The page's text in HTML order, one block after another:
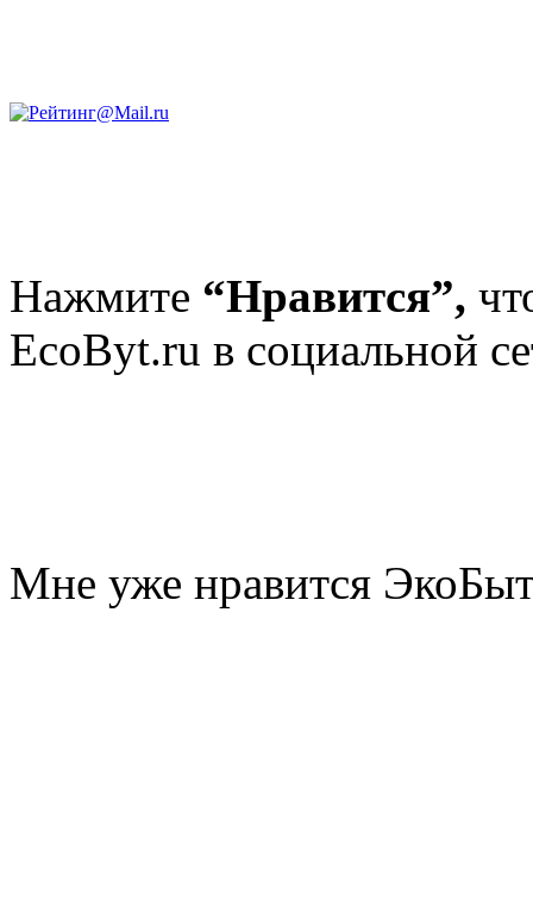
Нажмите “Нравится”,
EcoByt.ru в социальной
Мне уже нравится